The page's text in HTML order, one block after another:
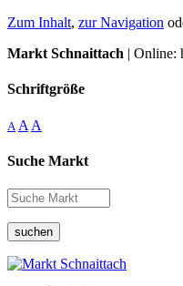
Zum Inhalt, zur Navigation
Markt Schnaittach | Online:
Schriftgröße
A A A
Suche Markt
suchen